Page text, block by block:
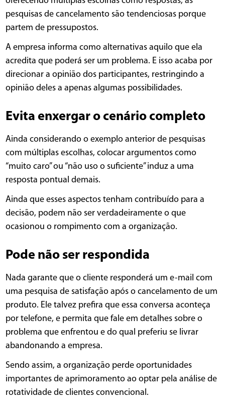
pesquisas de cancelamento são tendenciosas porque
partem de pressupostos.
A empresa informa como alternativas aquilo que ela
acredita que poderá ser um problema. E isso acaba por
direcionar a opinião dos participantes, restringindo a
opinião deles a apenas algumas possibilidades.
Evita enxergar o cenário completo
Ainda considerando o exemplo anterior de pesquisas
com múltiplas escolhas, colocar argumentos como
“muito caro” ou “não uso o suficiente” induz a uma
resposta pontual demais.
Ainda que esses aspectos tenham contribuído para a
decisão, podem não ser verdadeiramente o que
ocasionou o rompimento com a organização.
Pode não ser respondida
Nada garante que o cliente responderá um e-mail com
uma pesquisa de satisfação após o cancelamento de um
produto. Ele talvez prefira que essa conversa aconteça
por telefone, e permita que fale em detalhes sobre o
problema que enfrentou e do qual preferiu se livrar
abandonando a empresa.
Sendo assim, a organização perde oportunidades
importantes de aprimoramento ao optar pela análise de
rotatividade de clientes convencional.